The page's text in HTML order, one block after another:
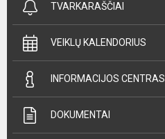
TVARKARAŠČIAI
VEIKLŲ KALENDORIUS
INFORMACIJOS CENTRAS
DOKUMENTAI